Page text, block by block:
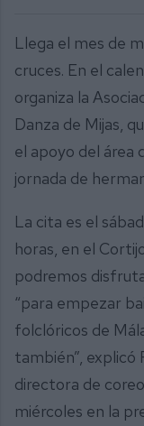
Llega el mes de
cruces. En el
organiza la
Danza de Mijas,
el apoyo del área
jornada de
La cita es el
horas, en el
podremos
“para empezar
folclóricos de
también”, explicó
directora de
miércoles en la